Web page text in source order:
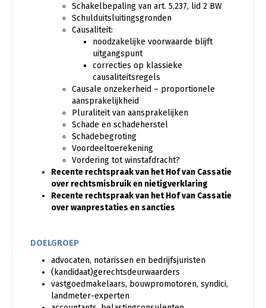
Schakelbepaling van art. 5.237, lid 2 BW
Schulduitsluitingsgronden
Causaliteit:
noodzakelijke voorwaarde blijft
uitgangspunt
correcties op klassieke
causaliteitsregels
Causale onzekerheid – proportionele
aansprakelijkheid
Pluraliteit van aansprakelijken
Schade en schadeherstel
Schadebegroting
Voordeeltoerekening
Vordering tot winstafdracht?
Recente rechtspraak van het Hof van Cassatie
over rechtsmisbruik en nietigverklaring
Recente rechtspraak van het Hof van Cassatie
over wanprestaties en sancties
DOELGROEP
advocaten, notarissen en bedrijfsjuristen
(kandidaat)gerechtsdeurwaarders
vastgoedmakelaars, bouwpromotoren, syndici,
landmeter-experten